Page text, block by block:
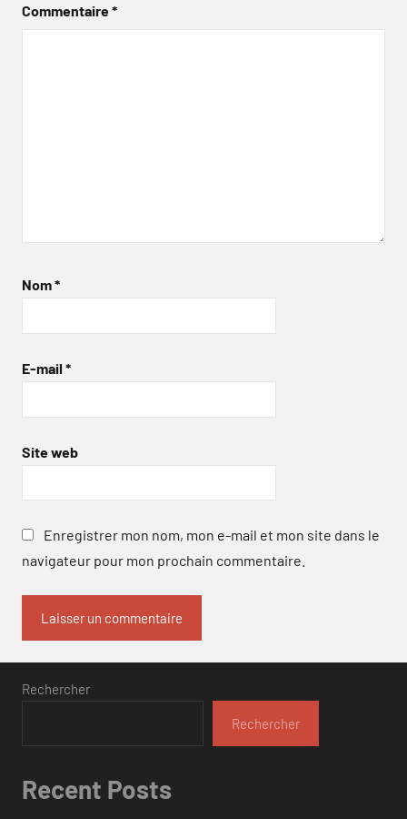
Commentaire*
Nom*
E-mail *
Site web
Enregistrer mon nom, mon e-mail et mon site dans le
navigateur pour mon prochain commentaire.
Rechercher
Rechercher
Recent Posts